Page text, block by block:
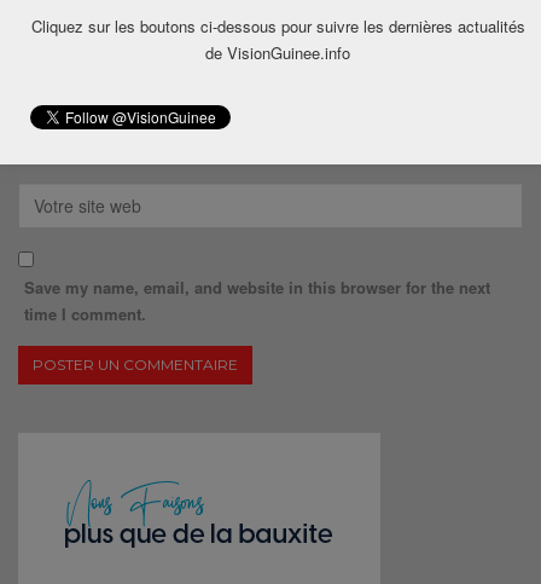
Save my name, email, and website in this browser for the next
time I comment.
Cliquez sur les boutons ci-dessous pour suivre les dernières actualités
de VisionGuinee.info